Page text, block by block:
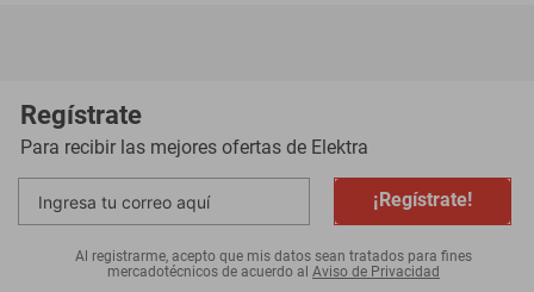
Regístrate
Para recibir las mejores ofertas de Elektra
¡Regístrate!
Al registrarme, acepto que mis datos sean tratados para fines
mercadotécnicos de acuerdo al Aviso de Privacidad